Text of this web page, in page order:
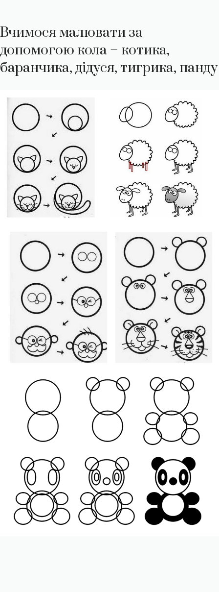
Вчимося малювати за
допомогою кола – котика,
баранчика, дідуся, тигрика, панду